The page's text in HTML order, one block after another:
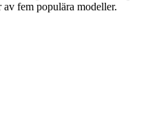
av fem populära modeller.